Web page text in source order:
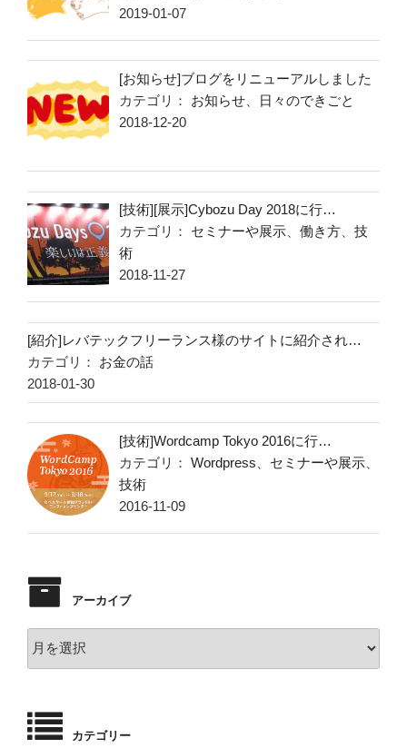
2019-01-07
[お知らせ]ブログをリニューアルしました
カテゴリ： お知らせ
日々のできごと
2018-12-20
[技術][展示]Cybozu Day 2018に行…
カテゴリ： セミナーや展示 、働き方 、技
術
2018-11-27
[紹介]レバテックフリーランス様のサイトに紹介され…
カテゴリ： お金の話
2018-01-30
[技術]Wordcamp Tokyo 2016に行…
カテゴリ：Wordpress セミナーや展示
技術
2016-11-09
アーカイブ
ー
ブ
カテゴリー